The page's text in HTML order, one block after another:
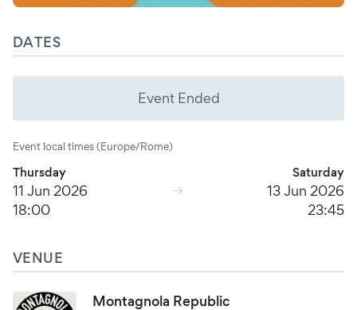
DATES
Event Ended
Event local times (Europe/Rome)
Thursday
11 Jun 2026
18:00
Saturday
13 Jun 2026
23:45
VENUE
Montagnola Republic